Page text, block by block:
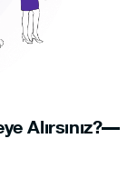
Alırsınız?—